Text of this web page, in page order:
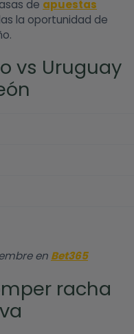
de apuestas
la oportunidad de
vs Uruguay
en Bet365
racha